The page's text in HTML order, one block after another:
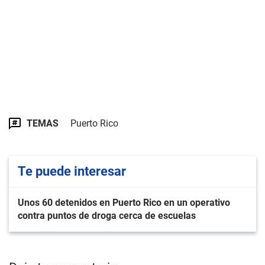
TEMAS Puerto Rico
Te puede interesar
Unos 60 detenidos en Puerto Rico en un operativo
contra puntos de droga cerca de escuelas